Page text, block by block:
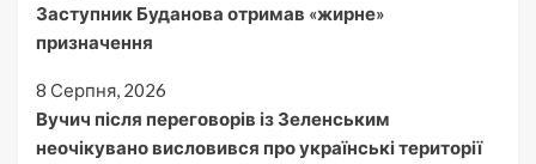
Заступник Буданова отримав «жирне»
призначення
8 Серпня, 2026
Вучич після переговорів із Зеленським
неочікувано висловився про українські території